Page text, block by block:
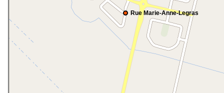
Rue Marie-Anne-Legras